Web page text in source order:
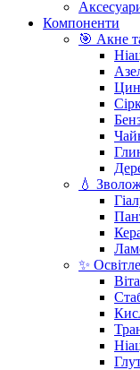
Компоненти
🎯 Акне
💧
✨